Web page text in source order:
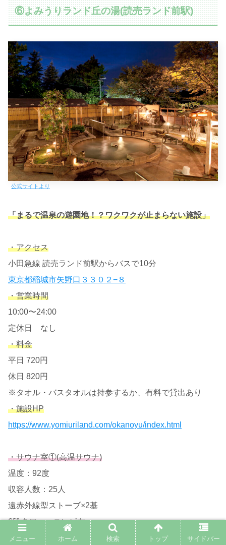
⑥よみうりランド丘の湯(読売ランド前駅)
公式サイトより
「まるで温泉の遊園地！？ワクワクが止まらない施設」
・アクセス
小田急線 読売ランド前駅からバスで10分
東京都稲城市矢野口３３０２−８
・営業時間
10:00〜24:00
定休日 なし
・料金
平日 720円
休日 820円
※タオル・バスタオルは持参するか、有料で貸出あり
・施設HP
https://www.yomiuriland.com/okanoyu/index.html
・サウナ室①(高温サウナ)
温度：92度
収容人数：25人
遠赤外線型ストーブ×2基
6段タワー・テレビ有
ヒノキの香りがとても心地よい
メニュー ホーム 検索 トップ サイドバー